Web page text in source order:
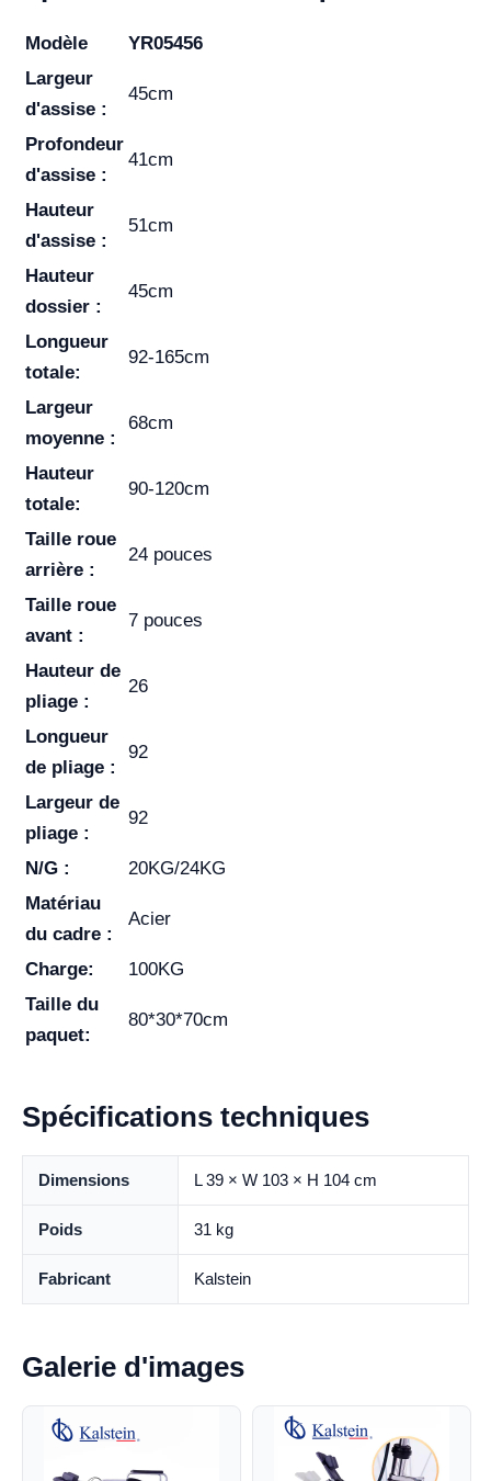
Modèle
YR05456
Largeur
d'assise :
45cm
Profondeur
d'assise :
41cm
Hauteur
d'assise :
51cm
Hauteur
dossier :
45cm
Longueur
totale:
92-165cm
Largeur
moyenne :
68cm
Hauteur
totale:
90-120cm
Taille roue
arrière :
24 pouces
Taille roue
avant :
7 pouces
Hauteur de
pliage :
26
Longueur
de pliage :
92
Largeur de
pliage :
92
N/G :
20KG/24KG
Matériau
du cadre :
Acier
Charge:
100KG
Taille du
paquet:
80*30*70cm
Spécifications techniques
Dimensions L 39 × W 103 × H 104 cm
Poids 31 kg
Fabricant Kalstein
Galerie d'images